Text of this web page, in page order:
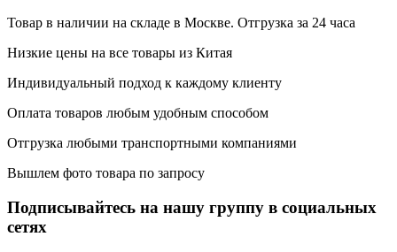
Товар в наличии на складе в Москве. Отгрузка за 24 часа
Низкие цены на все товары из Китая
Индивидуальный подход к каждому клиенту
Оплата товаров любым удобным способом
Отгрузка любыми транспортными компаниями
Вышлем фото товара по запросу
Подписывайтесь на нашу группу в социальных
сетях